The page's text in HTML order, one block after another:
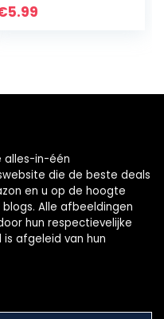
Kids Gifts
5.99
alles-in-één
die de beste deals
en u op de hoogte
Alle afbeeldingen
hun respectievelijke
afgeleid van hun